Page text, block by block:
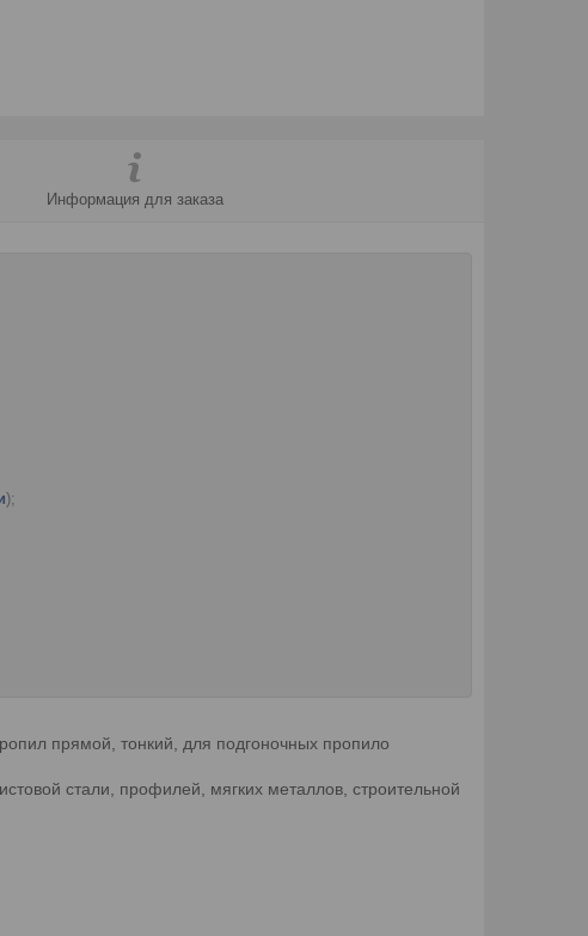
Информация для заказа
);
прямой, тонкий, для подгоночных пропило
стали, профилей, мягких металлов, строительной